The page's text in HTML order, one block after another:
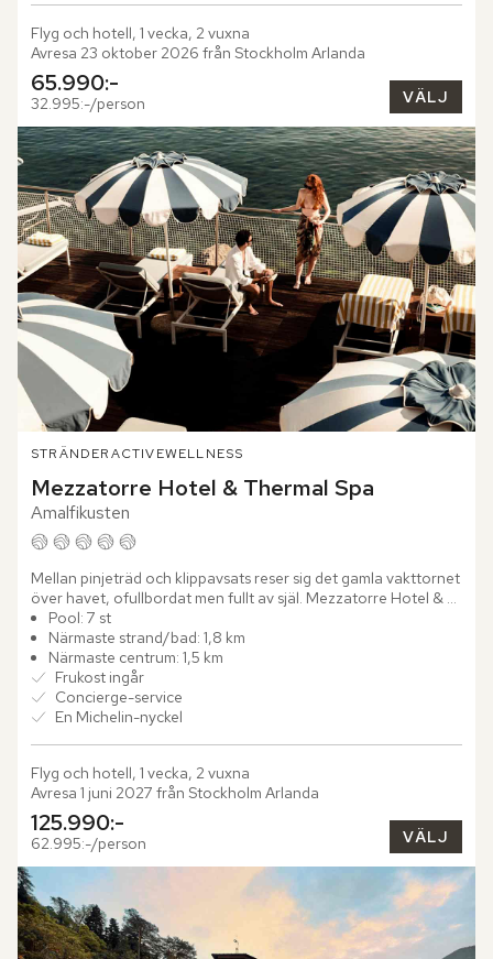
Flyg och hotell, 1 vecka, 2 vuxna
Avresa 23 oktober 2026 från Stockholm Arlanda
65.990:-
32.995:-/person VÄLJ
STRÄNDERACTIVEWELLNESS
Mezzatorre Hotel & Thermal Spa
Amalfikusten
Mellan pinjeträd och klippavsats reser sig det gamla vakttornet
över havet, ofullbordat men fullt av själ. Mezzatorre Hotel &
Thermal Spa blickar ut över Neapelbukten från sin...
Pool: 7 st
Närmaste strand/bad: 1,8 km
Närmaste centrum: 1,5 km
Frukost ingår
Concierge-service
En Michelin-nyckel
Flyg och hotell, 1 vecka, 2 vuxna
Avresa 1 juni 2027 från Stockholm Arlanda
125.990:-
62.995:-/person VÄLJ